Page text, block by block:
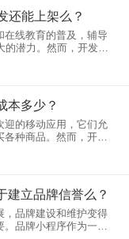
还能上架么？
在线教育的普及，辅导
潜力。然而，开发和
个方面的因素。下面
APP并将其上架的情
本多少？
迎的移动应用，它们允
种商品。然而，开发
以下是一些可能影响
复杂性：
建立品牌信誉么？
，品牌建设和维护变得
品牌小程序作为一种